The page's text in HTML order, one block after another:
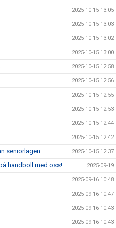
2025-10-15 13:05
2025-10-15 13:03
2025-10-15 13:02
2025-10-15 13:00
2025-10-15 12:58
2025-10-15 12:56
2025-10-15 12:55
2025-10-15 12:53
2025-10-15 12:44
2025-10-15 12:42
seniorlagen 2025-10-15 12:37
handboll med oss! 2025-09-19
2025-09-16 10:48
2025-09-16 10:47
2025-09-16 10:43
2025-09-16 10:43